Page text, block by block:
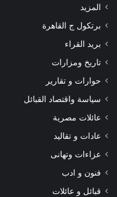
المزيد
برتكول ج القاهرة
بريد القراء
تاريخ ومزارات
حوارات و تقارير
سياسة واقتصاد القبائل
عائلات مصرية
عادات و تقاليد
عزاءات وتهانى
فنون و ادب
قبائل و عائلات